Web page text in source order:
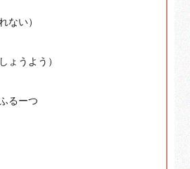
ない）
ょうよう）
るーつ